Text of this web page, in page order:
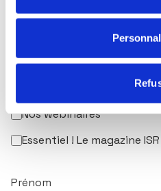
Toutes nos actualités
Mensuel Ecofi
Newsletter trimestrielle
Nos webinaires
Essentiel ! Le magazine
Prénom